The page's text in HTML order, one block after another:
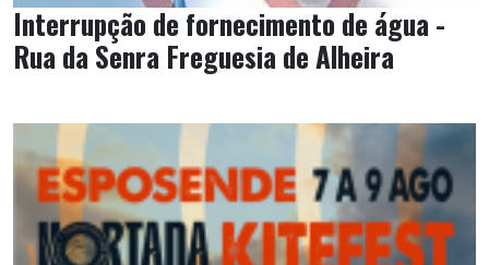
Interrupção de fornecimento de água -
Rua da Senra Freguesia de Alheira